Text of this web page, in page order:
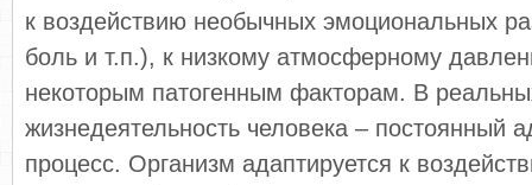
к воздействию необычных эмоциональных
боль и т.п.), к низкому атмосферному
некоторым патогенным факторам. В
жизнедеятельность человека – постоянный
процесс. Организм адаптируется к